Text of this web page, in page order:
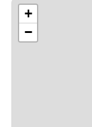
+
−